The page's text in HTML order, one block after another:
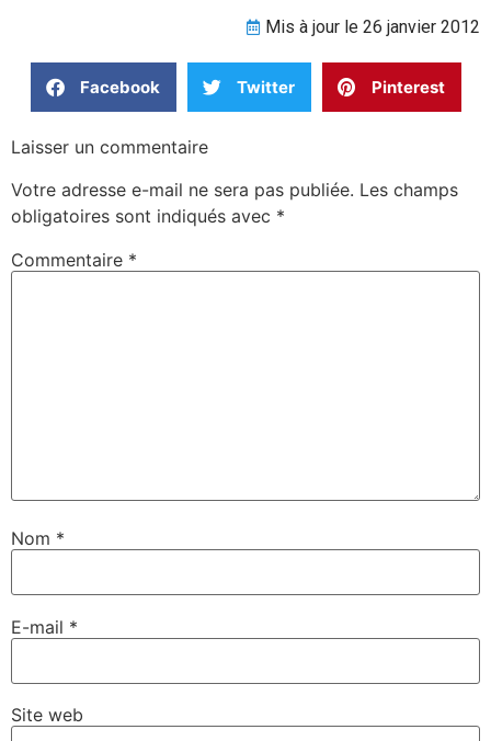
Mis à jour le 26 janvier 2012
Facebook Twitter Pinterest
Laisser un commentaire
Votre adresse e-mail ne sera pas publiée. Les champs
obligatoires sont indiqués avec *
Commentaire *
Nom *
E-mail *
Site web